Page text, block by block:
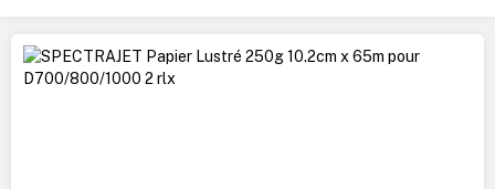
Ignorer la galerie d'images